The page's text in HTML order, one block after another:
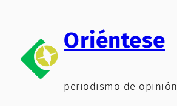
contenido
Oriéntese
periodismo de opinión